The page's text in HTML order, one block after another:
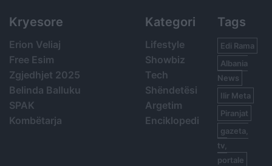
Kryesore
Erion Veliaj
Free Esim
Zgjedhjet 2025
Belinda Balluku
SPAK
Kombëtarja
Kategori
Lifestyle
Showbiz
Tech
Shëndetësi
Argetim
Enciklopedi
Tags
Edi Rama
Albania
News
Ilir Meta
Piranjat
gazeta,
tv,
portale